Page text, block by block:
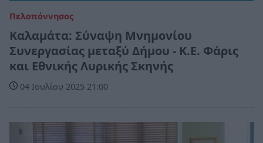
Πελοπόννησος
Καλαμάτα: Σύναψη Μνημονίου
Συνεργασίας μεταξύ Δήμου - Κ.Ε. Φάρις
και Εθνικής Λυρικής Σκηνής
04 Ιουλίου 2025 21:00